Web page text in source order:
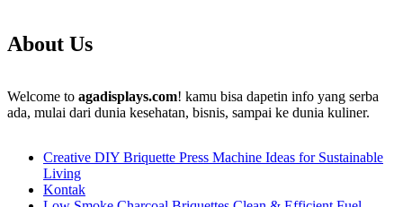
About Us
Welcome to agadisplays.com! kamu bisa dapetin info yang serba
ada, mulai dari dunia kesehatan, bisnis, sampai ke dunia kuliner.
Creative DIY Briquette Press Machine Ideas for Sustainable
Living
Kontak